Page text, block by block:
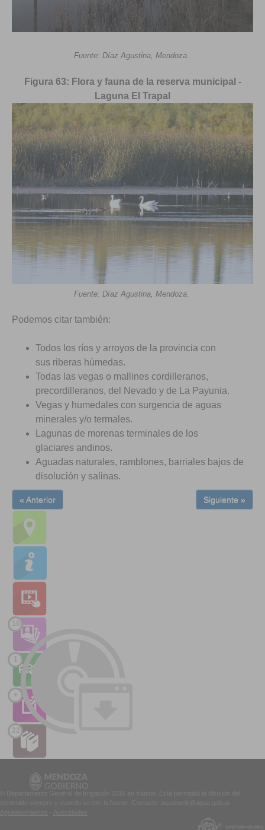
Fuente: Díaz Agustina, Mendoza.
Figura 63: Flora y fauna de la reserva municipal -
Laguna El Trapal
Fuente: Díaz Agustina, Mendoza.
Podemos citar también:
Todos los ríos y arroyos de la provincia con
sus riberas húmedas.
Todas las vegas o mallines cordilleranos,
precordilleranos, del Nevado y de La Payunia.
Vegas y humedales con surgencia de aguas
minerales y/o termales.
Lagunas de morenas terminales de los
glaciares andinos.
Aguadas naturales, ramblones, barriales bajos de
disolución y salinas.
« Anterior Siguiente »
10
1
+
22